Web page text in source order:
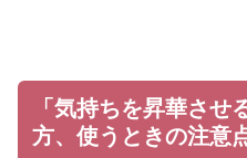
「気持ちを昇華させ
方、使うときの注意